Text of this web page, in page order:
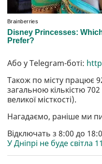
Або у Telegram-боті:
Також по місту працює
загальною кількістю
великої місткості).
Нагадаємо, раніше ми
Відключать з 8:00 до
У Дніпрі не буде світла